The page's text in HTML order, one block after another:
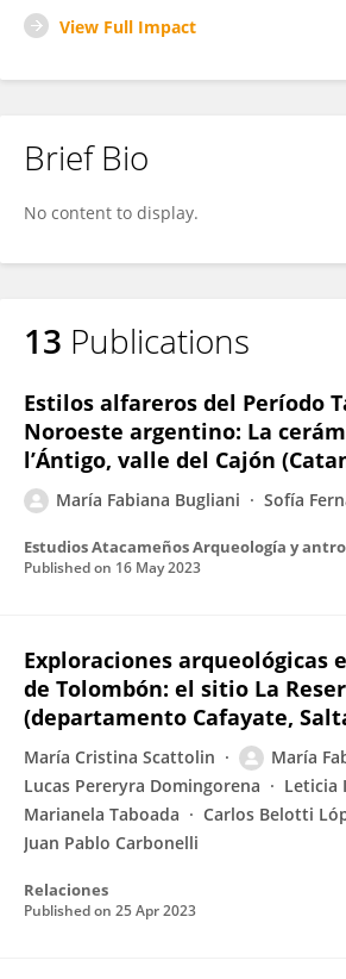
View Full Impact
Brief Bio
No content to display.
13 Publications
Estilos alfareros del Período
Noroeste argentino: La
l’Ántigo, valle del Cajón
María Fabiana Bugliani Sofía
Published on 16 May 2023
Exploraciones arqueológicas
de Tolombón: el sitio La
(departamento Cafayate,
María Cristina Scattolin
María
Lucas Pereryra Domingorena
Leticia
Marianela Taboada
Carlos Belotti
Juan Pablo Carbonelli
Relaciones
Published on 25 Apr 2023